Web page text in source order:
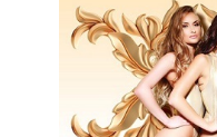
Nórske fjordy a
Severná Európa